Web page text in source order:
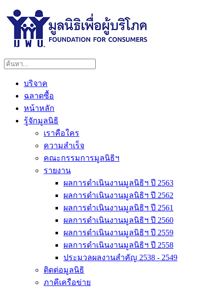
บริจาค
ฉลาดซื้อ
หน้าหลัก
รู้จักมูลนิธิ
เราคือใคร
ความสำเร็จ
คณะกรรมการมูลนิธิฯ
รายงาน
ผลการดำเนินงานมูลนิธิฯ ปี 2563
ผลการดำเนินงานมูลนิธิฯ ปี 2562
ผลการดำเนินงานมูลนิธิฯ ปี 2561
ผลการดำเนินงานมูลนิธิฯ ปี 2560
ผลการดำเนินงานมูลนิธิฯ ปี 2559
ผลการดำเนินงานมูลนิธิฯ ปี 2558
ประมวลผลงานสำคัญ 2538 - 2549
ติดต่อมูลนิธิ
ภาคีเครือข่าย